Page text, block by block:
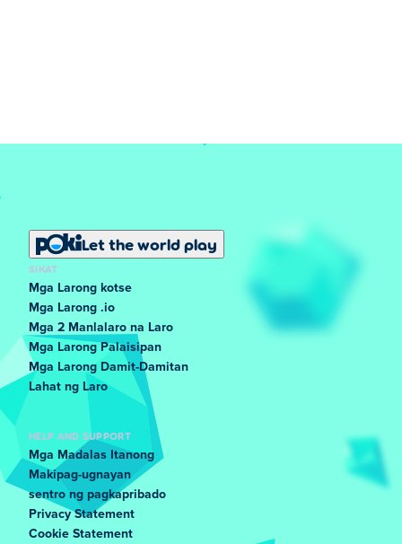
Let the world play
SIKAT
Mga Larong kotse
Mga Larong .io
Mga 2 Manlalaro na Laro
Mga Larong Palaisipan
Mga Larong Damit-Damitan
Lahat ng Laro
HELP AND SUPPORT
Mga Madalas Itanong
Makipag-ugnayan
sentro ng pagkapribado
Privacy Statement
Cookie Statement